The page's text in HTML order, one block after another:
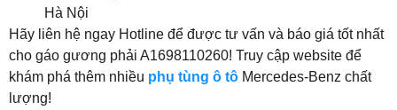
Hà Nội
Hãy liên hệ ngay Hotline để được tư vấn và báo giá tốt nhất
cho gáo gương phải A1698110260! Truy cập website để
khám phá thêm nhiều phụ tùng ô tô Mercedes-Benz chất
lượng!